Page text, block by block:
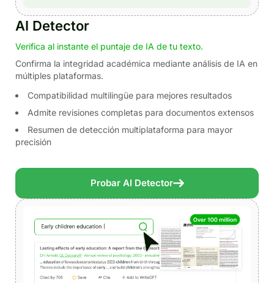
AI Detector
Verifica al instante el puntaje de IA de tu texto.
Confirma la integridad académica mediante análisis de IA en
múltiples plataformas.
Compatibilidad multilingüe para mejores resultados
Admite revisiones completas para documentos extensos
Resumen de detección multiplataforma para mayor
precisión
Probar AI Detector